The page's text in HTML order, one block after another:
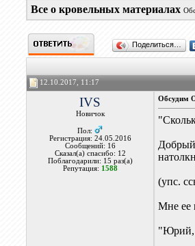
Все о кровельных материалах
Поделиться…
12.10.2017, 11:17
IVS
Новичок
Пол:
Регистрация: 24.05.2016
Сообщений: 16
Сказал(а) спасибо: 12
Поблагодарили: 15 раз(а)
Репутация: 1588
Обсудим
Добрый
(упс.
Мне ее
"Юрий,